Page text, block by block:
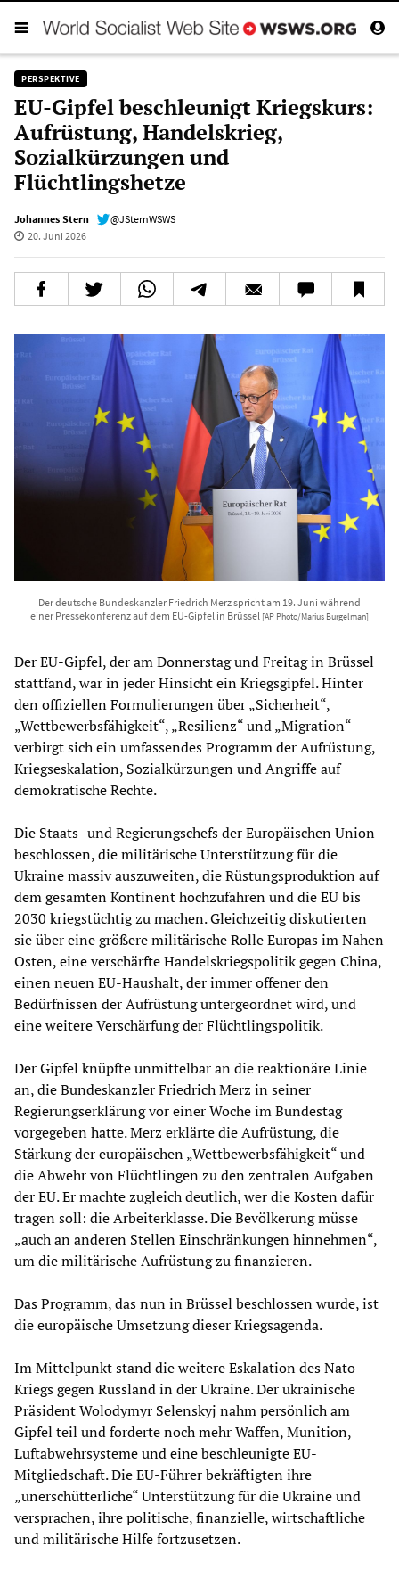
PERSPEKTIVE
EU-Gipfel beschleunigt Kriegskurs:
Aufrüstung, Handelskrieg,
Sozialkürzungen und
Flüchtlingshetze
Johannes Stern
@JSternWSWS
20. Juni 2026
Der deutsche Bundeskanzler Friedrich Merz spricht am 19. Juni während
einer Pressekonferenz auf dem EU-Gipfel in Brüssel [AP Photo/Marius Burgelman]
Der EU-Gipfel, der am Donnerstag und Freitag in Brüssel
stattfand, war in jeder Hinsicht ein Kriegsgipfel. Hinter
den offiziellen Formulierungen über „Sicherheit“,
„Wettbewerbsfähigkeit“, „Resilienz“ und „Migration“
verbirgt sich ein umfassendes Programm der Aufrüstung,
Kriegseskalation, Sozialkürzungen und Angriffe auf
demokratische Rechte.
Die Staats- und Regierungschefs der Europäischen Union
beschlossen, die militärische Unterstützung für die
Ukraine massiv auszuweiten, die Rüstungsproduktion auf
dem gesamten Kontinent hochzufahren und die EU bis
2030 kriegstüchtig zu machen. Gleichzeitig diskutierten
sie über eine größere militärische Rolle Europas im Nahen
Osten, eine verschärfte Handelskriegspolitik gegen China,
einen neuen EU-Haushalt, der immer offener den
Bedürfnissen der Aufrüstung untergeordnet wird, und
eine weitere Verschärfung der Flüchtlingspolitik.
Der Gipfel knüpfte unmittelbar an die reaktionäre Linie
an, die Bundeskanzler Friedrich Merz in seiner
Regierungserklärung vor einer Woche im Bundestag
vorgegeben hatte. Merz erklärte die Aufrüstung, die
Stärkung der europäischen „Wettbewerbsfähigkeit“ und
die Abwehr von Flüchtlingen zu den zentralen Aufgaben
der EU. Er machte zugleich deutlich, wer die Kosten dafür
tragen soll: die Arbeiterklasse. Die Bevölkerung müsse
„auch an anderen Stellen Einschränkungen hinnehmen“,
um die militärische Aufrüstung zu finanzieren.
Das Programm, das nun in Brüssel beschlossen wurde, ist
die europäische Umsetzung dieser Kriegsagenda.
Im Mittelpunkt stand die weitere Eskalation des Nato-
Kriegs gegen Russland in der Ukraine. Der ukrainische
Präsident Wolodymyr Selenskyj nahm persönlich am
Gipfel teil und forderte noch mehr Waffen, Munition,
Luftabwehrsysteme und eine beschleunigte EU-
Mitgliedschaft. Die EU-Führer bekräftigten ihre
„unerschütterliche“ Unterstützung für die Ukraine und
versprachen, ihre politische, finanzielle, wirtschaftliche
und militärische Hilfe fortzusetzen.